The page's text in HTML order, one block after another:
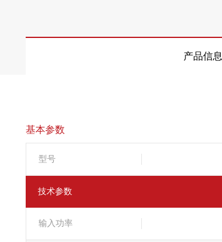
产品信息
基本参数
型号
技术参数
输入功率